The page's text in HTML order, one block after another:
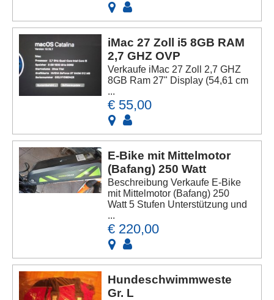
iMac 27 Zoll i5 8GB RAM
2,7 GHZ OVP
Verkaufe iMac 27 Zoll 2,7 GHZ
8GB Ram 27" Display (54,61 cm
...
€ 55,00
E-Bike mit Mittelmotor
(Bafang) 250 Watt
Beschreibung Verkaufe E-Bike
mit Mittelmotor (Bafang) 250
Watt 5 Stufen Unterstützung und
...
€ 220,00
Hundeschwimmweste
Gr. L